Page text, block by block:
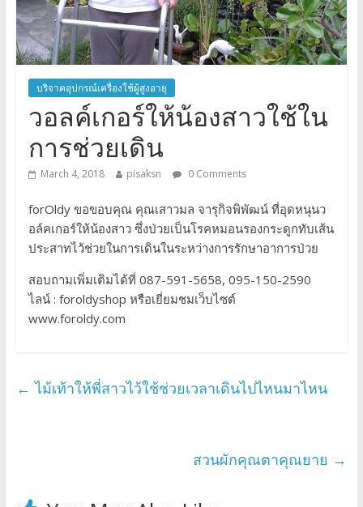
บริจาคอุปกรณ์เครื่องใช้ผู้สูงอายุ
วอลค์เกอร์ให้น้องสาวใช้ใน
การช่วยเดิน
March 4, 2018 pisaksn 0 Comments
forOldy ขอขอบคุณ คุณเสาวมล จารุกิจพิพัฒน์ ที่อุดหนุนว
อล์คเกอร์ให้น้องสาว ซึ่งป่วยเป็นโรคหมอนรองกระดูกทับเส้น
ประสาทไว้ช่วยในการเดินในระหว่างการรักษาอาการป่วย
สอบถามเพิ่มเติมได้ที่ 087-591-5658, 095-150-2590
ไลน์ : foroldyshop หรือเยี่ยมชมเว็บไซต์
www.foroldy.com
← ไม้เท้าให้พี่สาวไว้ใช้ช่วยเวลาเดินไปไหนมาไหน
สวนผักคุณตาคุณยาย →